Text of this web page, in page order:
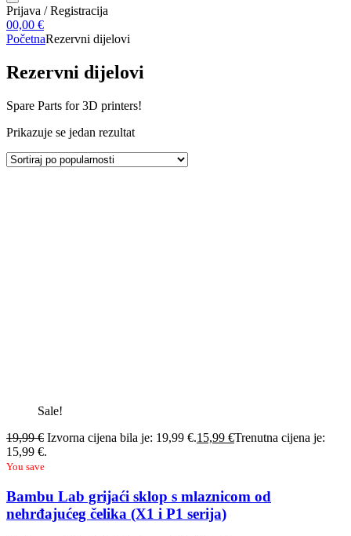
Prijava / Registracija
00,00 €
PočetnaRezervni dijelovi
Rezervni dijelovi
Spare Parts for 3D printers!
Prikazuje se jedan rezultat
Sale!
19,99€ Izvorna cijena bila je: 19,99 €.15,99 €Trenutna cijena je:
15,99 €.
You save
Bambu Lab grijaći sklop s mlaznicom od
nehrđajućeg čelika (X1 i P1 serija)